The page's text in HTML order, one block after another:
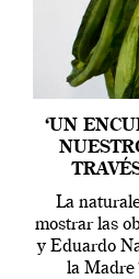
‘UN
La
mostrar las
y Eduardo
la Madre